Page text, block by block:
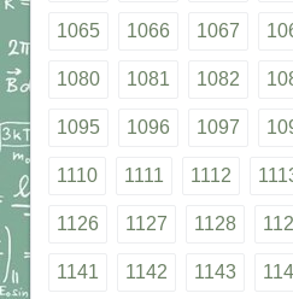
1065 1066 1067
1080 1081 1082
1095 1096 1097
1110 1111 1112
1126 1127 1128
1141 1142 1143